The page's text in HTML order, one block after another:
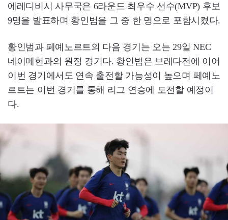
에레디비시 사무국은 6라운드 최우수 선수(MVP) 후보
9명을 발표하며 황인범을 그 중 한 명으로 포함시켰다.
황인범과 페예노르트의 다음 경기는 오는 29일 NEC
네이메헌과의 원정 경기다. 황인범은 브레다전에 이어
이번 경기에서도 연속 출전할 가능성이 높으며 페예노
르트는 이번 경기를 통해 리그 연승에 도전할 예정이
다.